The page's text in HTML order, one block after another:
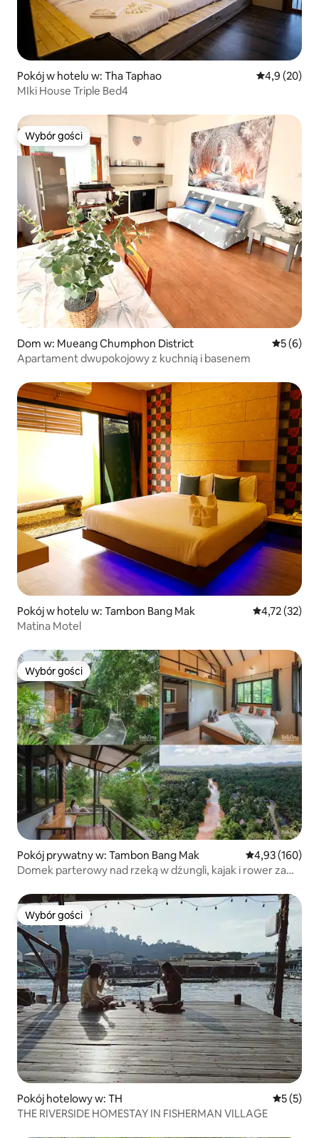
Pokój w hotelu w: Tha Taphao Średnia
4,9 (20)
MIki House Triple Bed4
Wybór gości
Wybór gości
Dom w: Mueang Chumphon District Średnia
5 (6)
Apartament dwupokojowy z kuchnią i basenem
Pokój w hotelu w: Tambon Bang Mak Średnia
4,72 (32)
Matina Motel
Wybór gości
Wybór gości
Pokój prywatny w: Tambon Bang Mak Średnia
4,93 (160)
Domek parterowy nad rzeką w dżungli, kajak i rower za
Wybór gości
Wybór gości
Pokój hotelowy w: TH Średnia
5 (5)
THE RIVERSIDE HOMESTAY IN FISHERMAN VILLAGE